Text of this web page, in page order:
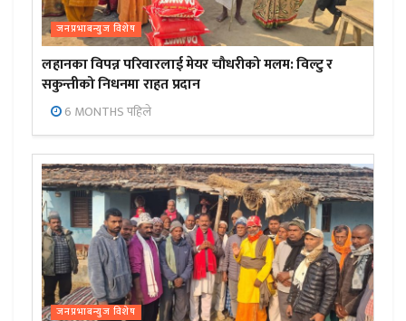
जनप्रभाबन्युज विशेष
लहानका विपन्न परिवारलाई मेयर चौधरीको मलम: विल्टु र
सकुन्तीको निधनमा राहत प्रदान
6 MONTHS पहिले
जनप्रभाबन्युज विशेष